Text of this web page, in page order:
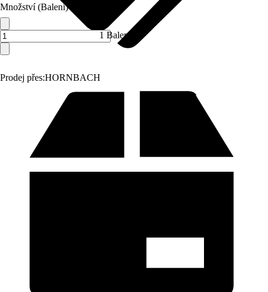
Prodej přes:HORNBACH
Množství (Balení)
1 Balení